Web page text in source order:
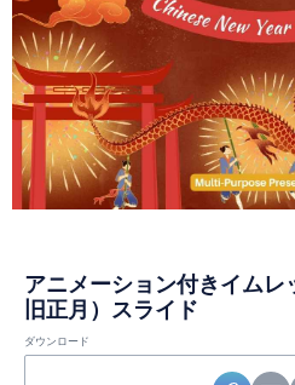
アニメーション付きイム
旧正月）スライド
ダウンロード